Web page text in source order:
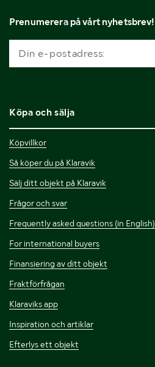
Prenumerera på vårt nyhetsbrev!
Köpa och sälja
Köpvillkor
Så köper du på Klaravik
Sälj ditt objekt på Klaravik
Frågor och svar
Frequently asked questions (in English)
For international buyers
Finansiering av ditt objekt
Fraktförfrågan
Klaraviks app
Inspiration och artiklar
Efterlys ett objekt